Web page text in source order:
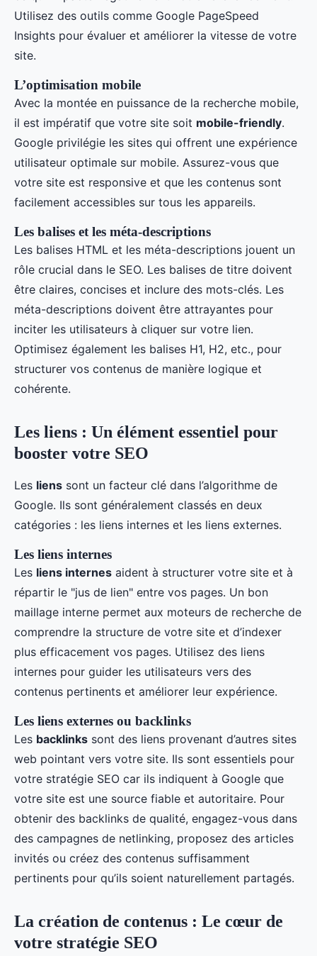
Utilisez des outils comme Google PageSpeed
Insights pour évaluer et améliorer la vitesse de votre
site.
L’optimisation mobile
Avec la montée en puissance de la recherche mobile,
il est impératif que votre site soit mobile-friendly.
Google privilégie les sites qui offrent une expérience
utilisateur optimale sur mobile. Assurez-vous que
votre site est responsive et que les contenus sont
facilement accessibles sur tous les appareils.
Les balises et les méta-descriptions
Les balises HTML et les méta-descriptions jouent un
rôle crucial dans le SEO. Les balises de titre doivent
être claires, concises et inclure des mots-clés. Les
méta-descriptions doivent être attrayantes pour
inciter les utilisateurs à cliquer sur votre lien.
Optimisez également les balises H1, H2, etc., pour
structurer vos contenus de manière logique et
cohérente.
Les liens : Un élément essentiel pour
booster votre SEO
Les liens sont un facteur clé dans l’algorithme de
Google. Ils sont généralement classés en deux
catégories : les liens internes et les liens externes.
Les liens internes
Les liens internes aident à structurer votre site et à
répartir le "jus de lien" entre vos pages. Un bon
maillage interne permet aux moteurs de recherche de
comprendre la structure de votre site et d’indexer
plus efficacement vos pages. Utilisez des liens
internes pour guider les utilisateurs vers des
contenus pertinents et améliorer leur expérience.
Les liens externes ou backlinks
Les backlinks sont des liens provenant d’autres sites
web pointant vers votre site. Ils sont essentiels pour
votre stratégie SEO car ils indiquent à Google que
votre site est une source fiable et autoritaire. Pour
obtenir des backlinks de qualité, engagez-vous dans
des campagnes de netlinking, proposez des articles
invités ou créez des contenus suffisamment
pertinents pour qu’ils soient naturellement partagés.
La création de contenus : Le cœur de
votre stratégie SEO